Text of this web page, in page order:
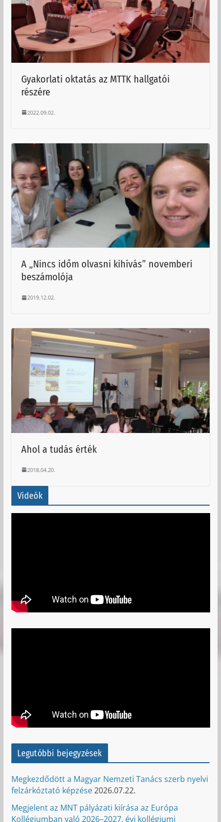
Gyakorlati oktatás az MTTK hallgatói
részére
2022.09.02.
A „Nincs időm olvasni kihívás” novemberi
beszámolója
2019.12.02.
Ahol a tudás érték
2018.04.20.
Videók
Legutóbbi bejegyzések
Megkezdődött a Magyar Nemzeti Tanács szerb nyelvi
felzárkóztató képzése2026.07.22.
Megjelent az MNT pályázati kiírása az Európa
Kollégiumban való 2026–2027. évi kollégiumi